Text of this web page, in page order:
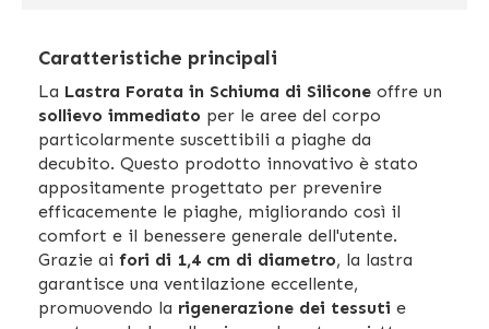
Caratteristiche principali
La Lastra Forata in Schiuma di Silicone offre un
sollievo immediato per le aree del corpo
particolarmente suscettibili a piaghe da
decubito. Questo prodotto innovativo è stato
appositamente progettato per prevenire
efficacemente le piaghe, migliorando così il
comfort e il benessere generale dell'utente.
Grazie ai fori di 1,4 cm di diametro, la lastra
garantisce una ventilazione eccellente,
promuovendo la rigenerazione dei tessuti e